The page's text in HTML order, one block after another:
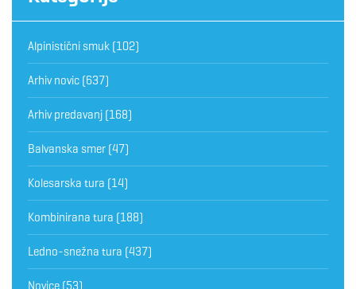
Alpinistični smuk (102)
Arhiv novic (637)
Arhiv predavanj (168)
Balvanska smer (47)
Kolesarska tura (14)
Kombinirana tura (188)
Ledno-snežna tura (437)
Novice (53)